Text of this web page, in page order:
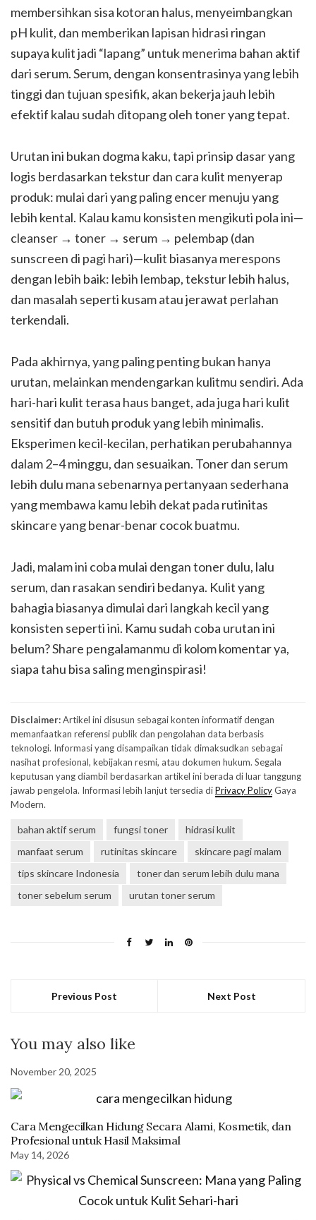
membersihkan sisa kotoran halus, menyeimbangkan
pH kulit, dan memberikan lapisan hidrasi ringan
supaya kulit jadi “lapang” untuk menerima bahan aktif
dari serum. Serum, dengan konsentrasinya yang lebih
tinggi dan tujuan spesifik, akan bekerja jauh lebih
efektif kalau sudah ditopang oleh toner yang tepat.
Urutan ini bukan dogma kaku, tapi prinsip dasar yang
logis berdasarkan tekstur dan cara kulit menyerap
produk: mulai dari yang paling encer menuju yang
lebih kental. Kalau kamu konsisten mengikuti pola ini—
cleanser → toner → serum → pelembap (dan
sunscreen di pagi hari)—kulit biasanya merespons
dengan lebih baik: lebih lembap, tekstur lebih halus,
dan masalah seperti kusam atau jerawat perlahan
terkendali.
Pada akhirnya, yang paling penting bukan hanya
urutan, melainkan mendengarkan kulitmu sendiri. Ada
hari-hari kulit terasa haus banget, ada juga hari kulit
sensitif dan butuh produk yang lebih minimalis.
Eksperimen kecil-kecilan, perhatikan perubahannya
dalam 2–4 minggu, dan sesuaikan. Toner dan serum
lebih dulu mana sebenarnya pertanyaan sederhana
yang membawa kamu lebih dekat pada rutinitas
skincare yang benar-benar cocok buatmu.
Jadi, malam ini coba mulai dengan toner dulu, lalu
serum, dan rasakan sendiri bedanya. Kulit yang
bahagia biasanya dimulai dari langkah kecil yang
konsisten seperti ini. Kamu sudah coba urutan ini
belum? Share pengalamanmu di kolom komentar ya,
siapa tahu bisa saling menginspirasi!
Disclaimer:Artikel ini disusun sebagai konten informatif dengan
memanfaatkan referensi publik dan pengolahan data berbasis
teknologi. Informasi yang disampaikan tidak dimaksudkan sebagai
nasihat profesional, kebijakan resmi, atau dokumen hukum. Segala
keputusan yang diambil berdasarkan artikel ini berada di luar tanggung
jawab pengelola. Informasi lebih lanjut tersedia diPrivacy PolicyGaya
Modern.
bahan aktif serum fungsi toner
hidrasi kulit
manfaat serum
rutinitas skincare
skincare pagi malam
tips skincare Indonesia
toner dan serum lebih dulu mana
toner sebelum serum
urutan toner serum
Previous Post Next Post
You may also like
November 20, 2025
Cara Mengecilkan Hidung Secara Alami, Kosmetik, dan
Profesional untuk Hasil Maksimal
May 14, 2026